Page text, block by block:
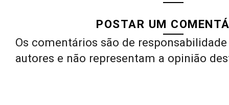
POSTAR UM
Os comentários são de
autores e não representam a opinião